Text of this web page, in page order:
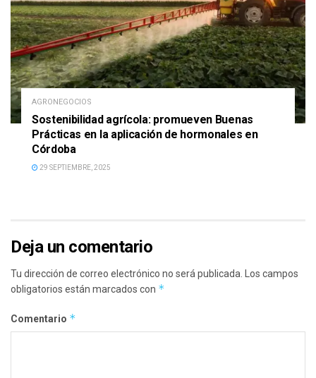
AGRONEGOCIOS
Sostenibilidad agrícola: promueven Buenas
Prácticas en la aplicación de hormonales en
Córdoba
29 SEPTIEMBRE, 2025
Deja un comentario
Tu dirección de correo electrónico no será publicada. Los campos
obligatorios están marcados con *
Comentario *